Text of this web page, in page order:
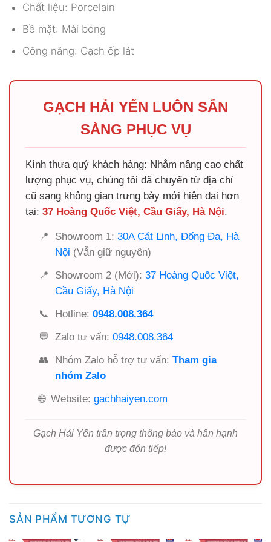
Chất liệu: Porcelain
Bề mặt: Mài bóng
Công năng: Gạch ốp lát
GẠCH HẢI YẾN LUÔN SẴN
SÀNG PHỤC VỤ
Kính thưa quý khách hàng: Nhằm nâng cao chất
lượng phục vụ, chúng tôi đã chuyển từ địa chỉ
cũ sang không gian trưng bày mới hiện đại hơn
tại: 37 Hoàng Quốc Việt, Cầu Giấy, Hà Nội.
📍 Showroom 1: 30A Cát Linh, Đống Đa, Hà
Nội (Vẫn giữ nguyên)
📍
Showroom 2 (Mới): 37 Hoàng Quốc Việt,
Cầu Giấy, Hà Nội
📞
Hotline: 0948.008.364
💬
Zalo tư vấn: 0948.008.364
👥
Nhóm Zalo hỗ trợ tư vấn: Tham gia
nhóm Zalo
🌐 Website: gachhaiyen.com
Gạch Hải Yến trân trọng thông báo và hân hạnh
được đón tiếp!
SẢN PHẨM TƯƠNG TỰ